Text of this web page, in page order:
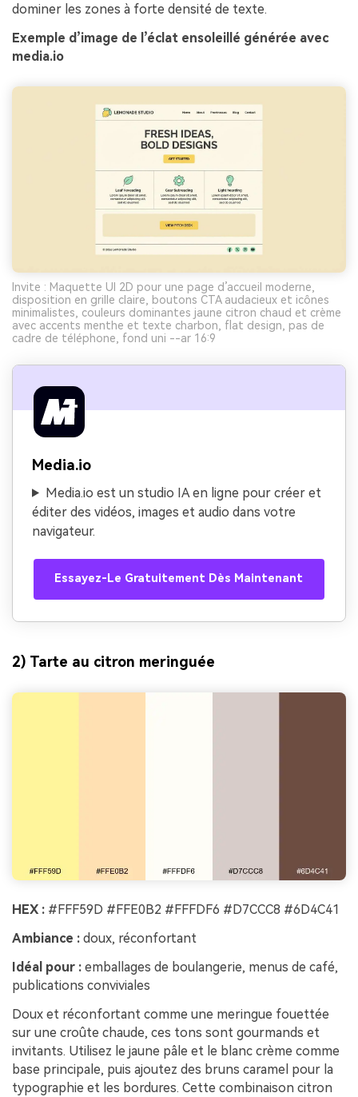
dominer les zones à forte densité de texte.
Exemple d’image de l’éclat ensoleillé générée avec
media.io
Invite : Maquette UI 2D pour une page d’accueil moderne,
disposition en grille claire, boutons CTA audacieux et icônes
minimalistes, couleurs dominantes jaune citron chaud et crème
avec accents menthe et texte charbon, flat design, pas de
cadre de téléphone, fond uni --ar 16:9
Media.io
Media.io est un studio IA en ligne pour créer et
éditer des vidéos, images et audio dans votre
navigateur.
Essayez-Le Gratuitement Dès Maintenant
2) Tarte au citron meringuée
HEX : #FFF59D #FFE0B2 #FFFDF6 #D7CCC8 #6D4C41
Ambiance : doux, réconfortant
Idéal pour : emballages de boulangerie, menus de café,
publications conviviales
Doux et réconfortant comme une meringue fouettée
sur une croûte chaude, ces tons sont gourmands et
invitants. Utilisez le jaune pâle et le blanc crème comme
base principale, puis ajoutez des bruns caramel pour la
typographie et les bordures. Cette combinaison citron